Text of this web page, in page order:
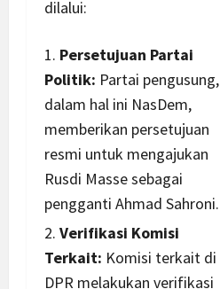
dilalui:
Persetujuan Partai
Politik: Partai pengusung,
dalam hal ini NasDem,
memberikan persetujuan
resmi untuk mengajukan
Rusdi Masse sebagai
pengganti Ahmad Sahroni.
Verifikasi Komisi
Terkait: Komisi terkait di
DPR melakukan verifikasi